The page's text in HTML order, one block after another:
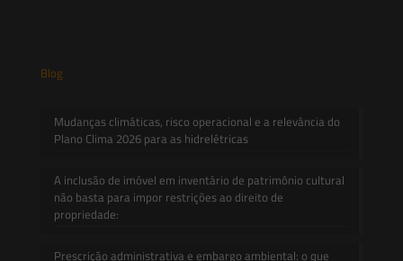
Blog
Mudanças climáticas, risco operacional e a relevância do
Plano Clima 2026 para as hidrelétricas
A inclusão de imóvel em inventário de patrimônio cultural
não basta para impor restrições ao direito de
propriedade:
Prescrição administrativa e embargo ambiental: o que